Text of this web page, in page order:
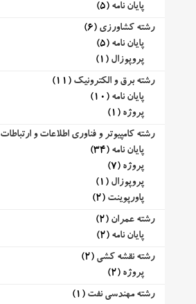
پایان نامه (5)
رشته کشاورزی (6)
پایان نامه (5)
پروپوزال (1)
رشته برق و الکترونیک (11)
پایان نامه (10)
پروژه (1)
رشته کامپیوتر و فناوری اطلاعات و ارتباطات
پایان نامه (34)
پروژه (7)
پروپوزال (1)
پاورپوینت (2)
رشته عمران (2)
پایان نامه (2)
رشته نقشه کشی (2)
پروژه (2)
رشته مهندسی نفت (1)